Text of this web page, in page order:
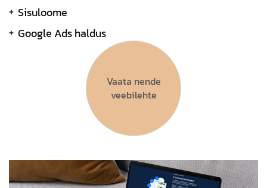
Sisuloome
Google Ads haldus
Vaata nende
veebilehte